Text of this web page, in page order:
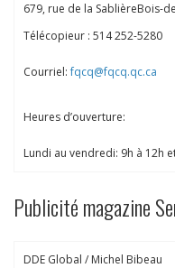
679, rue de la SablièreBois-
Télécopieur : 514 252-5280
Courriel:fqcq@fqcq.qc.ca
Heures d’ouverture:
Lundi au vendredi: 9h à 12h
Publicité magazine
DDE Global / Michel Bibeau